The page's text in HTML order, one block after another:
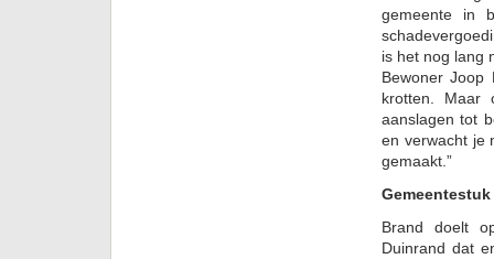
gemeente in
is het nog lang
Bewoner Joop
krotten. Maar
aanslagen tot
en verwacht je
gemaakt.”
Brand doelt
Duinrand dat